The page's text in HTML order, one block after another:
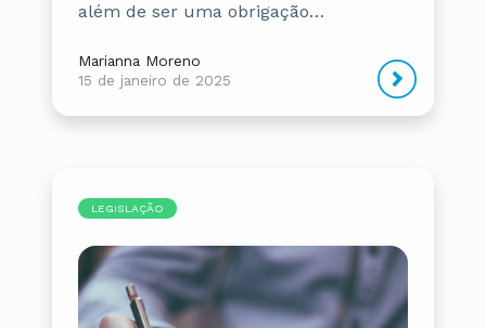
além de ser uma obrigação…
Marianna Moreno
15 de janeiro de 2025
LEGISLAÇÃO